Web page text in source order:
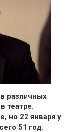
различных
театре.
но 22 января у
51 год.